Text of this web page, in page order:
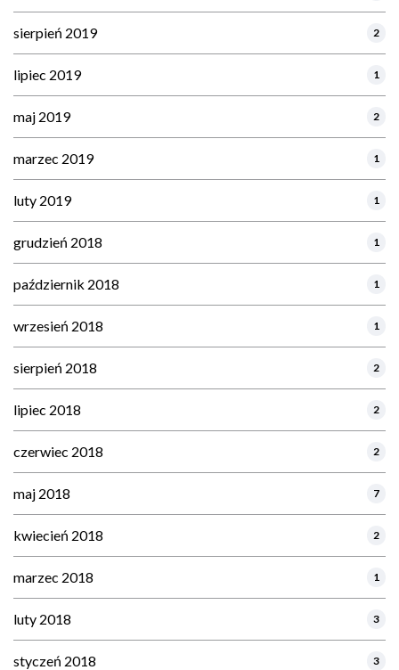
sierpień 2019 2
lipiec 2019 1
maj 2019 2
marzec 2019 1
luty 2019 1
grudzień 2018 1
październik 2018 1
wrzesień 2018 1
sierpień 2018 2
lipiec 2018 2
czerwiec 2018 2
maj 2018 7
kwiecień 2018 2
marzec 2018 1
luty 2018 3
styczeń 2018 3